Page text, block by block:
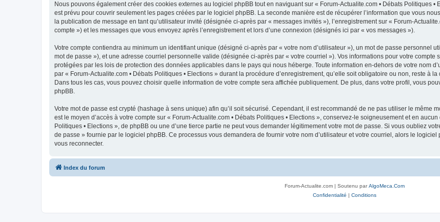
Nous pouvons également créer des cookies externes au logiciel phpBB tout en naviguant sur « Forum-Actualite.com • Débats Politiques
est prévu pour couvrir seulement les pages créées par le logiciel phpBB. La seconde manière est de récupérer l’information que vous
la publication de message en tant qu’utilisateur invité (désignée ci-après par « messages invités »), l’enregistrement sur « Forum-
compte ») et les messages que vous envoyez après l’enregistrement et lors d’une connexion (désignés ici par « vos messages »).
Votre compte contiendra au minimum un identifiant unique (désigné ci-après par « votre nom d’utilisateur »), un mot de passe personnel
mot de passe »), et une adresse courriel personnelle valide (désignée ci-après par « votre courriel »). Vos informations pour votre compte
protégées par les lois de protection des données applicables dans le pays qui nous héberge. Toute information en-dehors de votre nom
par « Forum-Actualite.com • Débats Politiques • Elections » durant la procédure d’enregistrement, qu’elle soit obligatoire ou non, reste à
Dans tous les cas, vous pouvez choisir quelle information de votre compte sera affichée publiquement. De plus, dans votre profil, vous
phpBB.
Votre mot de passe est crypté (hashage à sens unique) afin qu’il soit sécurisé. Cependant, il est recommandé de ne pas utiliser le même
est le moyen d’accès à votre compte sur « Forum-Actualite.com • Débats Politiques • Elections », conservez-le soigneusement et en
Politiques • Elections », de phpBB ou une d’une tierce partie ne peut vous demander légitimement votre mot de passe. Si vous oubliez
de passe » fournie par le logiciel phpBB. Ce processus vous demandera de fournir votre nom d’utilisateur et votre courriel, alors le
vous reconnecter.
Index du forum
Forum-Actualite.com | Soutenu parAlgoMeca.Com
Confidentialité | Conditions